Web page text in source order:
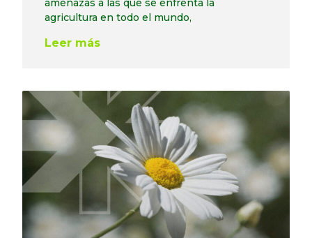
amenazas a las que se enfrenta la
agricultura en todo el mundo,
Leer más